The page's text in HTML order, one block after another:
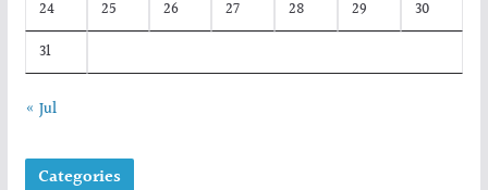
24
25 26 27 28 29
30
31
« Jul
Categories